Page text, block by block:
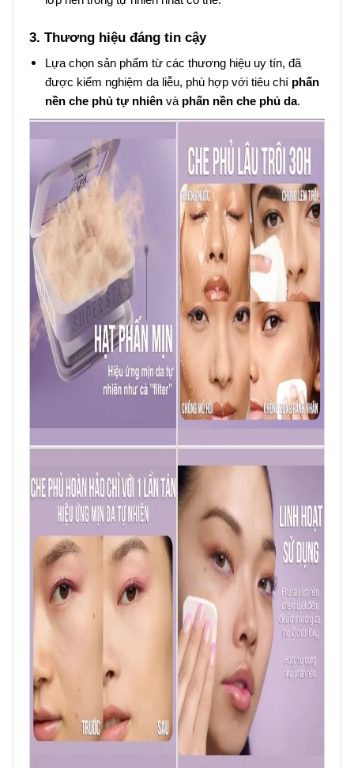
3. Thương hiệu đáng tin cậy
Lựa chọn sản phẩm từ các thương hiệu uy tín, đã
được kiểm nghiệm da liễu, phù hợp với tiêu chí phấn
nền che phủ tự nhiên và phấn nền che phủ da.